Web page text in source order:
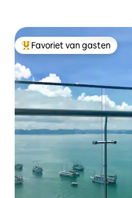
Topfavoriet van gasten
Favoriet van gasten